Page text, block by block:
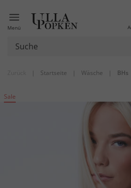
Menü
| Startseite | Wäsche | BHs
Sale